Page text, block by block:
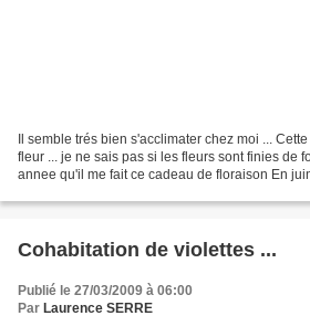
Il semble trés bien s'acclimater chez moi ...
fleur ... je ne sais pas si les fleurs sont finies de
annee qu'il me fait ce cadeau de floraison En
Cohabitation de violettes ...
Publié le 27/03/2009 à 06:00
Par Laurence SERRE